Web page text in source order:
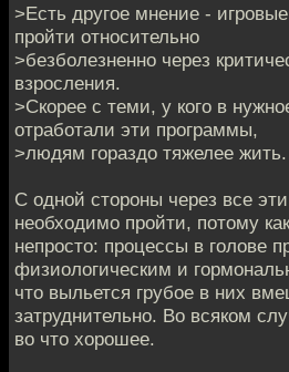
>Есть другое мнение -
пройти относительно
>безболезненно через
взросления.
>Скорее с теми, у кого в
отработали эти программы,
>людям гораздо тяжелее жить.
С одной стороны через все
необходимо пройти, потому
непросто: процессы в голове
физиологическим и
что выльется грубое в них
затруднительно. Во всяком
во что хорошее.